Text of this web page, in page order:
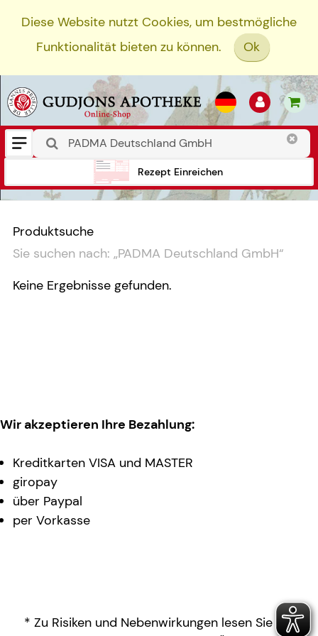
Diese Website nutzt Cookies, um bestmögliche
Funktionalität bieten zu können.
Ok
Rezept Einreichen
Produktsuche
Sie suchen nach: „PADMA Deutschland GmbH“
Keine Ergebnisse gefunden.
Wir akzeptieren Ihre Bezahlung:
Kreditkarten VISA und MASTER
giropay
über Paypal
per Vorkasse
* Zu Risiken und Nebenwirkungen lesen Sie die